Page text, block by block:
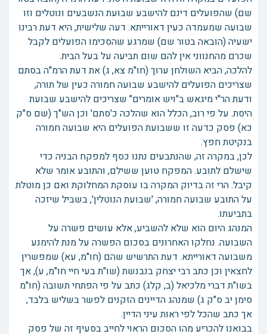
שם) שהפועלים דינם להישבע שבועת הנשבעים ונוטלים וזו
שבועה שמעמדה כעין דאורייתא. דעה שלישית, היא דעת רבינו
ישעיה (הובאה בטור שם) שמרגע שהסכימו הפועלים לקבל
שכרם מהחנווני אין להם שום תביעה על בעל הבית.
להלכה, הביא השולחן ערוך (חו"מ צא, ג) את דעת הרמ"ה בסתם
שצריכים הפועלים להישבע שבועה חמורה כעין של תורה,
ודעת הר"י מיגאש ב"ויש אומרים" שצריכים להישבע שבועת
היסת. על פי רוב, הכלל הוא שהלכה כ'סתם' וכן הש"ך (שם ס"ק
כא) פסק כדעה זו ששבועת הפועלים היא שבועה חמורה
בנקיטת חפץ.
לכן, במקרה זה, שהנתבעים נתנו כסף למפקח הבניה כדי
שישלם לתובע. המפקח טוען ששילם, והתובע אומר שלא
קיבל. הרי זה בדיוק המקרה בו עוסקת המחלוקת ואם כן מוטלת
על התובע שבועה חמורה, 'שבועת הנוטלין', בשביל שיזכה
בתביעתו.
המנהג היום הוא שלא להשביע, אלא עושים פשרה על
השבועה. נחלקו האחרונים בסכום הפשרה על מנת להימנע
משבועה דאורייתא. דעת התרשיש שהם (חו"מ, עא) שמפשרין
לחצאין וכן כתב רבי יצחק בנבנשת (שו"ת בעי חיי חו"מ, ע), אך
בשו"ת דברי מלכיאל (ב, קלג) כתב על פי הפתחי תשובה (חו"מ
סימן יב ס"ק ג) שמנהג הדיינים הזקנים לפשר בשליש בלבד,
אך כתב שהכל לפי ראות עיני הדיין.
בבואנו להכריע מהו הסכום הראוי לחייב בסעיף זה של פסק